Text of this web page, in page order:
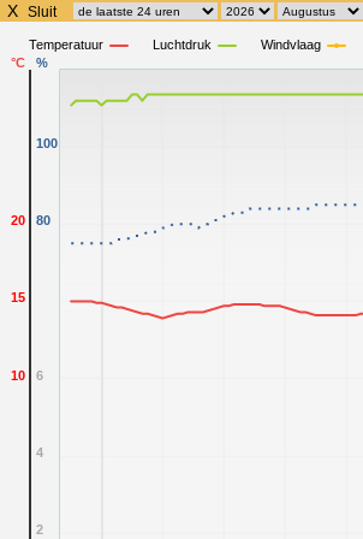
X Sluit
°C %
Windvlaag
Luchtdruk
Temperatuur
10
15
20
2
4
6
80
100